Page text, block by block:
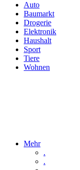
Auto
Baumarkt
Drogerie
Elektronik
Haushalt
Sport
Tiere
Wohnen
Mehr
.
.